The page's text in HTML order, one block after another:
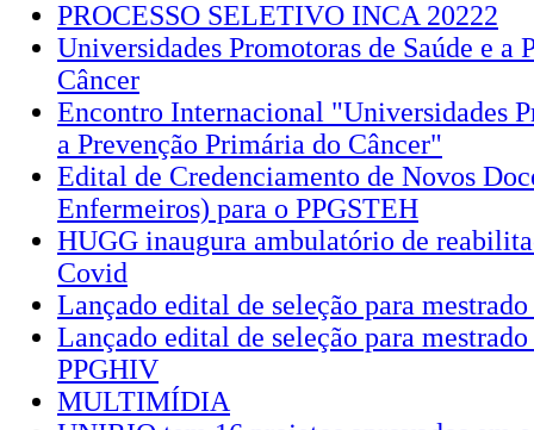
PROCESSO SELETIVO INCA 20222
Universidades Promotoras de Saúde e a
Câncer
Encontro Internacional "Universidades
a Prevenção Primária do Câncer"
Edital de Credenciamento de Novos
Enfermeiros) para o PPGSTEH
HUGG inaugura ambulatório de
Covid
Lançado edital de seleção para
Lançado edital de seleção para
PPGHIV
MULTIMÍDIA